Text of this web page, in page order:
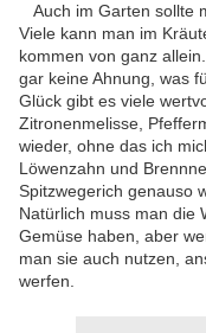
Auch im Garten sollte
Viele kann man im
kommen von ganz
gar keine Ahnung, was
Glück gibt es viele
Zitronenmelisse,
wieder, ohne das ich
Löwenzahn und
Spitzwegerich genauso
Natürlich muss man die
Gemüse haben, aber
man sie auch nutzen,
werfen.